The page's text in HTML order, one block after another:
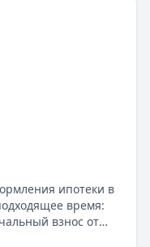
ипотеки в
время:
взнос от
от 1 дня. Доступны